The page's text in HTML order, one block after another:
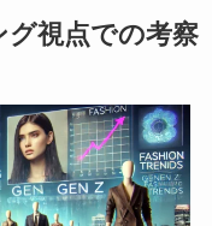
視点での考察